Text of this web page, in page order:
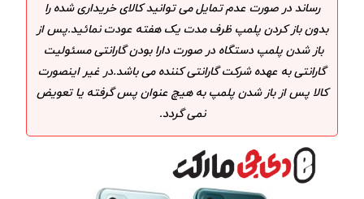
رساند در صورت عدم تمایل می توانید کالای خریداری شده را
بدون باز کردن پلمپ ظرف مدت یک هفته عودت نمائید.پس از
باز شدن پلمپ دستگاه در صورت دارا بودن گارانتی مسئولیت
گارانتی به عهده شرکت گارانتی کننده می باشد.در غیر اینصورت
کالا پس از باز شدن پلمپ به هیچ عنوان پس گرفته یا تعویض
نمی گردد.